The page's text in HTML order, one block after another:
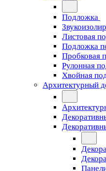
Подложка
Листовая
Подложка
Пробковая
Рулонная
Хвойная
Архитектурный